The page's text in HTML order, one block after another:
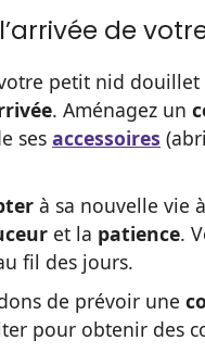
de
petit nid
. Aménagez un
ses accessoires
à sa nouvelle vie
et la patience.
fil des jours.
de prévoir une
pour obtenir des